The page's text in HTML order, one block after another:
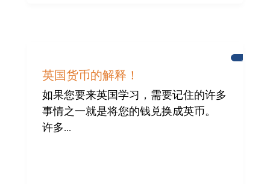
为
英国货币的解释！
如果您要来英国学习，需要记住的许多
事情之一就是将您的钱兑换成英币。
许多...